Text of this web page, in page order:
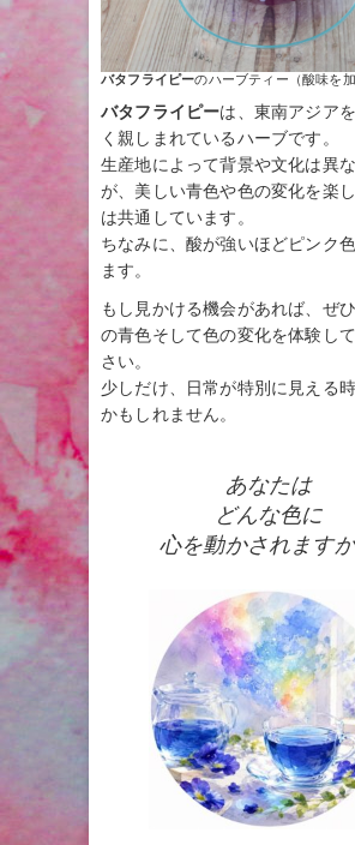
バタフライピーのハーブティー（酸味を加
バタフライピーは、東南アジア
く親しまれているハーブです。
生産地によって背景や文化は異
が、美しい青色や色の変化を楽
は共通しています。
ちなみに、酸が強いほどピンク
ます。
もし見かける機会があれば、ぜ
の青色そして色の変化を体験し
さい。
少しだけ、日常が特別に見える
かもしれません。
あなたは
どんな色に
心を動かされます